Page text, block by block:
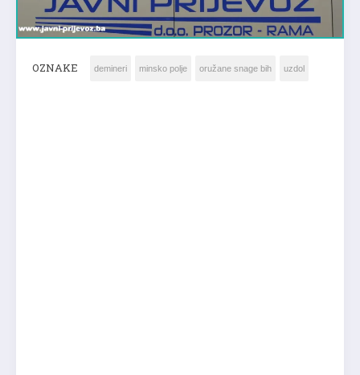
OZNAKE demineri minsko polje oružane snage bih uzdol